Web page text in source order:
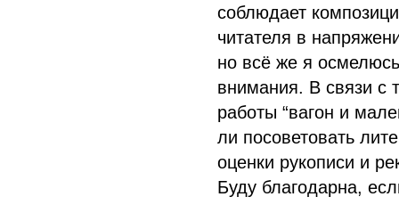
соблюдает
читателя в
но всё же я
внимания. В связи с
работы “вагон и
ли посоветовать
оценки рукописи и
Буду благодарна,